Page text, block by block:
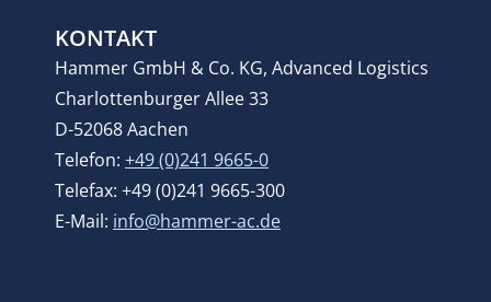
KONTAKT
Hammer GmbH & Co. KG, Advanced Logistics
Charlottenburger Allee 33
D-52068 Aachen
Telefon: +49 (0)241 9665-0
Telefax: +49 (0)241 9665-300
E-Mail: info@hammer-ac.de